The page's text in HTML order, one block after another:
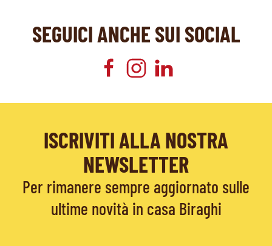
SEGUICI ANCHE SUI SOCIAL
ISCRIVITI ALLA NOSTRA
NEWSLETTER
Per rimanere sempre aggiornato sulle
ultime novità in casa Biraghi